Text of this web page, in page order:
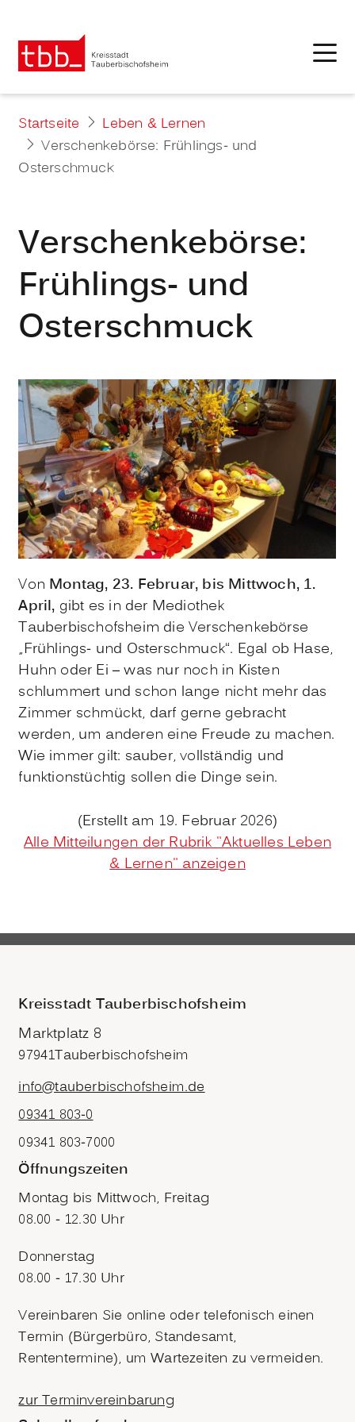
Startseite
Leben & Lernen
Verschenkebörse: Frühlings- und
Osterschmuck
Verschenkebörse:
Frühlings- und
Osterschmuck
Von Montag, 23. Februar, bis Mittwoch, 1.
April, gibt es in der Mediothek
Tauberbischofsheim die Verschenkebörse
„Frühlings- und Osterschmuck“. Egal ob Hase,
Huhn oder Ei – was nur noch in Kisten
schlummert und schon lange nicht mehr das
Zimmer schmückt, darf gerne gebracht
werden, um anderen eine Freude zu machen.
Wie immer gilt: sauber, vollständig und
funktionstüchtig sollen die Dinge sein.
(Erstellt am 19. Februar 2026)
Alle Mitteilungen der Rubrik "Aktuelles Leben
& Lernen" anzeigen
Kreisstadt Tauberbischofsheim
Marktplatz 8
97941Tauberbischofsheim
info@tauberbischofsheim.de
09341 803-0
09341 803-7000
Öffnungszeiten
Montag bis Mittwoch, Freitag
08.00 - 12.30 Uhr
Donnerstag
08.00 - 17.30 Uhr
Vereinbaren Sie online oder telefonisch einen
Termin (Bürgerbüro, Standesamt,
Rententermine), um Wartezeiten zu vermeiden.
zur Terminvereinbarung